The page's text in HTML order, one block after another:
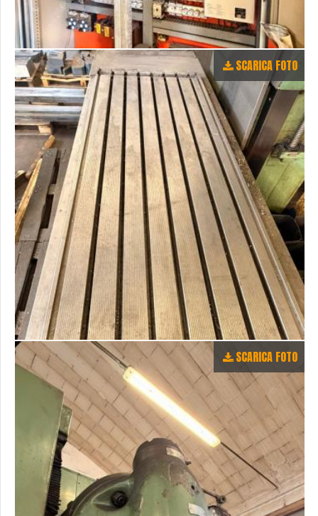
SCARICA FOTO
SCARICA FOTO